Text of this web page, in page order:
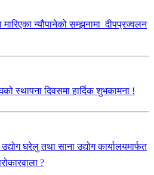
मारिएका न्यौपानेको सम्झनामा दीपप्रज्वलन
स्थापना दिवसमा हार्दिक शुभकामना !
घरेलु तथा साना उद्योग कार्यालयमार्फत
?